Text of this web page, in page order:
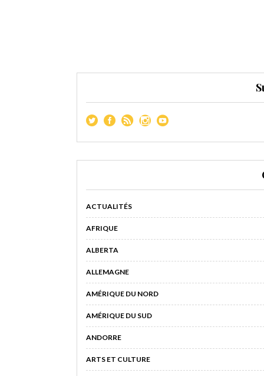
ACTUALITÉS
AFRIQUE
ALBERTA
ALLEMAGNE
AMÉRIQUE DU NORD
AMÉRIQUE DU SUD
ANDORRE
ARTS ET CULTURE